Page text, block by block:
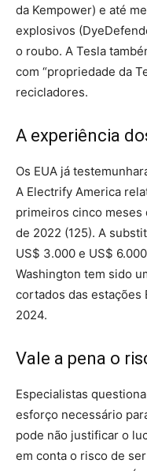
da Kempower) e até
explosivos
o roubo. A Tesla
com “propriedade da
recicladores.
A experiência
Os EUA já
A Electrify America
primeiros cinco
de 2022 (125). A
US$ 3.000 e US$
Washington tem sido
cortados das estações
2024.
Vale a pena o
Especialistas
esforço necessário
pode não justificar o
em conta o risco de